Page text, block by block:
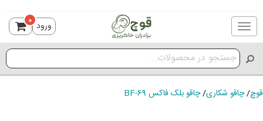
Toggle
navigation
ورود 0
قوچ/چاقو شکاری/چاقو بلک فاکس BF-69